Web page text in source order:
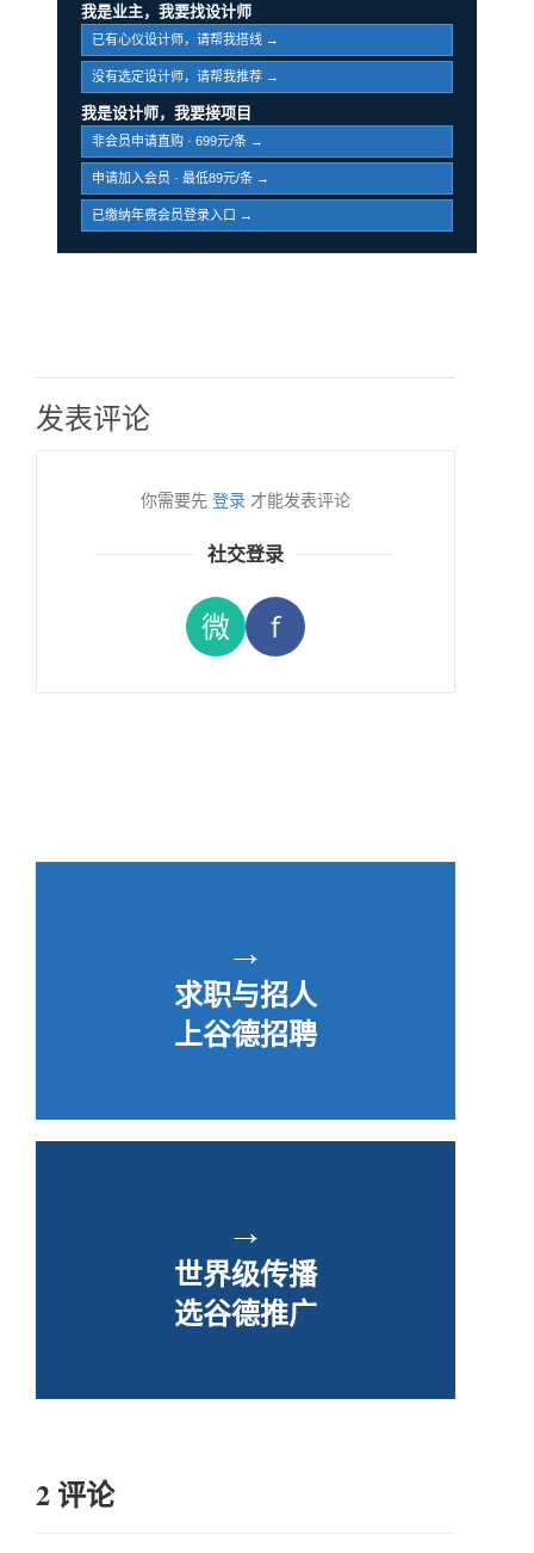
我是业主，我要找设计师
已有心仪设计师，请帮我搭线 →
没有选定设计师，请帮我推荐 →
我是设计师，我要接项目
非会员申请直购 · 699元/条 →
申请加入会员 · 最低89元/条 →
已缴纳年费会员登录入口 →
发表评论
你需要先 登录 才能发表评论
社交登录
微 f
→
求职与招人
上谷德招聘
→
世界级传播
选谷德推广
2 评论